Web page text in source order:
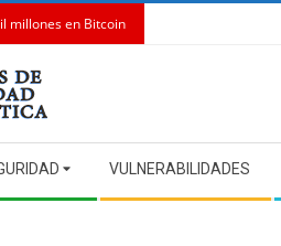
millones en Bitcoin
VULNERABILIDADES